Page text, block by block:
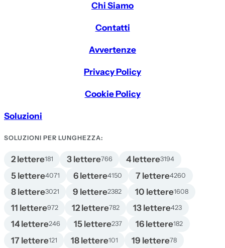
Chi Siamo
Contatti
Avvertenze
Privacy Policy
Cookie Policy
Soluzioni
SOLUZIONI PER LUNGHEZZA:
2 lettere181 3 lettere766 4 lettere3194
5 lettere4071 6 lettere4150 7 lettere4260
8 lettere3021 9 lettere2382 10 lettere1608
11 lettere972 12 lettere782 13 lettere423
14 lettere246 15 lettere237 16 lettere182
17 lettere121 18 lettere101 19 lettere78